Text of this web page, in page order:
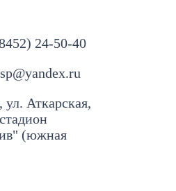
24-50-40
ул. Аткарская,
(южная